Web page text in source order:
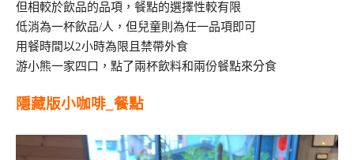
但相較於飲品的品項，餐點的選擇性較有限
低消為一杯飲品/人，但兒童則為任一品項即可
用餐時間以2小時為限且禁帶外食
游小熊一家四口，點了兩杯飲料和兩份餐點來分食
隱藏版小咖啡_餐點